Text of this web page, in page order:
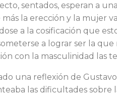
sentados, esperan a
más la erección y la mujer
a la cosificación que
a lograr ser la que
con la masculinidad las
una reflexión de
las dificultades